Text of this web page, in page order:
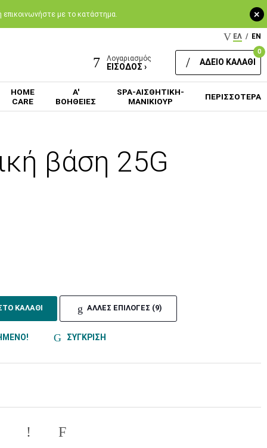
+
επικοινωνήστε με το κατάστημα.
ΕΛ / EN
Λογαριασμός
ΕΙΣΟΔΟΣ ›
0
ΑΔΕΙΟ ΚΑΛΑΘΙ
HOME
CARE
Α'
ΒΟΗΘΕΙΕΣ
SPA-ΑΙΣΘΗΤΙΚΗ-
ΜΑΝΙΚΙΟΥΡ
ΠΕΡΙΣΣΟΤΕΡΑ
βάση 25G
ΚΑΛΑΘΙ ΑΛΛΕΣ ΕΠΙΛΟΓΕΣ (9)
ΣΥΓΚΡΙΣΗ